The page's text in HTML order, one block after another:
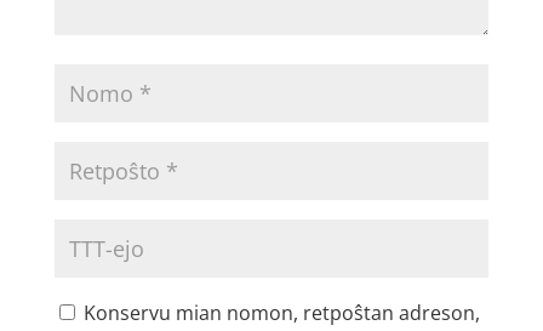
Konservu mian nomon, retpoŝtan adreson,